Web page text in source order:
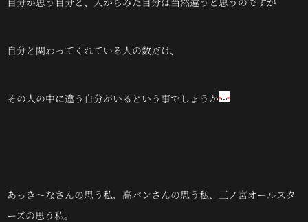
自分と関わってくれている人の数だけ、
その人の中に違う自分がいるという事でしょうか
あっき～なさんの思う私、高パンさんの思う私、三ノ宮オールスタ
ーズの思う私。